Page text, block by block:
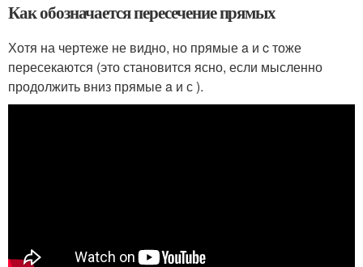
Как обозначается пересечение прямых
Хотя на чертеже не видно, но прямые a и c тоже
пересекаются (это становится ясно, если мысленно
продолжить вниз прямые a и с ).